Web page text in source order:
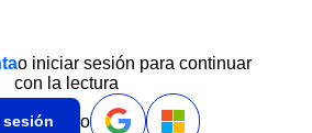
o iniciar sesión para continuar
con la lectura
sesión o